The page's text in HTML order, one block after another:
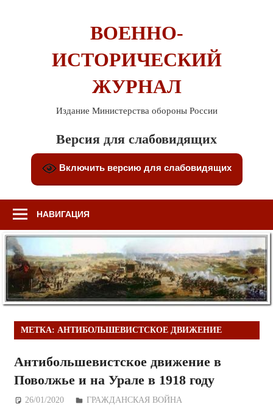
ВОЕННО-
ИСТОРИЧЕСКИЙ
ЖУРНАЛ
Издание Министерства обороны России
Версия для слабовидящих
Включить версию для слабовидящих
НАВИГАЦИЯ
МЕТКА: АНТИБОЛЬШЕВИСТСКОЕ ДВИЖЕНИЕ
Антибольшевистское движение в
Поволжье и на Урале в 1918 году
26/01/2020 Дежурный по Редакции
ГРАЖДАНСКАЯ ВОЙНА